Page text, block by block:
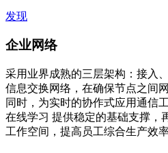
发现
企业网络
采用业界成熟的三层架构：接入
信息交换网络，在确保节点之间
同时，为实时的协作式应用通信
在线学习 提供稳定的基础支撑，
工作空间，提高员工综合生产效率